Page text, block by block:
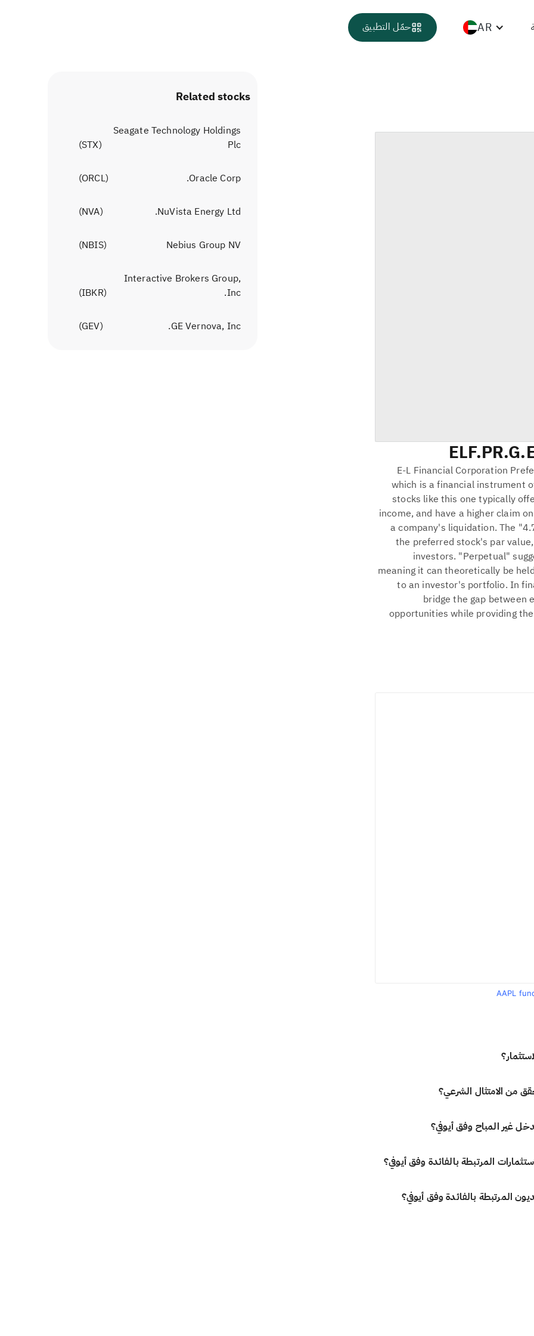
AR حمّل التطبيق
ELF.PR.G
E-L Financial Corporation
which is a financial instrument
stocks like this one typically
income, and have a higher claim
a company's liquidation. The
the preferred stock's par
investors. "Perpetual"
meaning it can theoretically be
to an investor's portfolio. In
bridge the gap between
opportunities while providing
AAPL
Related stocks
Seagate Technology Holdings
Plc
(
STX
)
Oracle Corp.
(
ORCL
)
NuVista Energy Ltd.
(
NVA
)
Nebius Group NV
(
NBIS
)
Interactive Brokers Group,
Inc.
(
IBKR
)
GE Vernova, Inc.
(
GEV
)